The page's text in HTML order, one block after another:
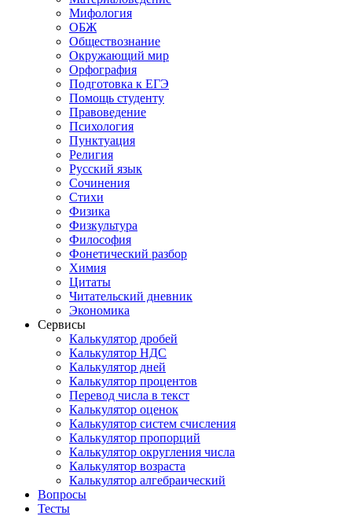
Мифология
ОБЖ
Обществознание
Окружающий мир
Орфография
Подготовка к ЕГЭ
Помощь студенту
Правоведение
Психология
Пунктуация
Религия
Русский язык
Сочинения
Стихи
Физика
Физкультура
Философия
Фонетический разбор
Химия
Цитаты
Читательский дневник
Экономика
Сервисы
Калькулятор дробей
Калькулятор НДС
Калькулятор дней
Калькулятор процентов
Перевод числа в текст
Калькулятор оценок
Калькулятор систем счисления
Калькулятор пропорций
Калькулятор округления числа
Калькулятор возраста
Калькулятор алгебраический
Вопросы
Тесты